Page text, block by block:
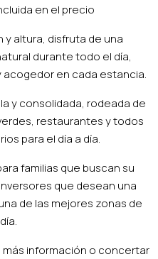
en el precio
y altura, disfruta de una
durante todo el día,
en cada estancia.
y consolidada, rodeada de
restaurantes y todos
para el día a día.
familias que buscan su
que desean una
de las mejores zonas de
información o concertar